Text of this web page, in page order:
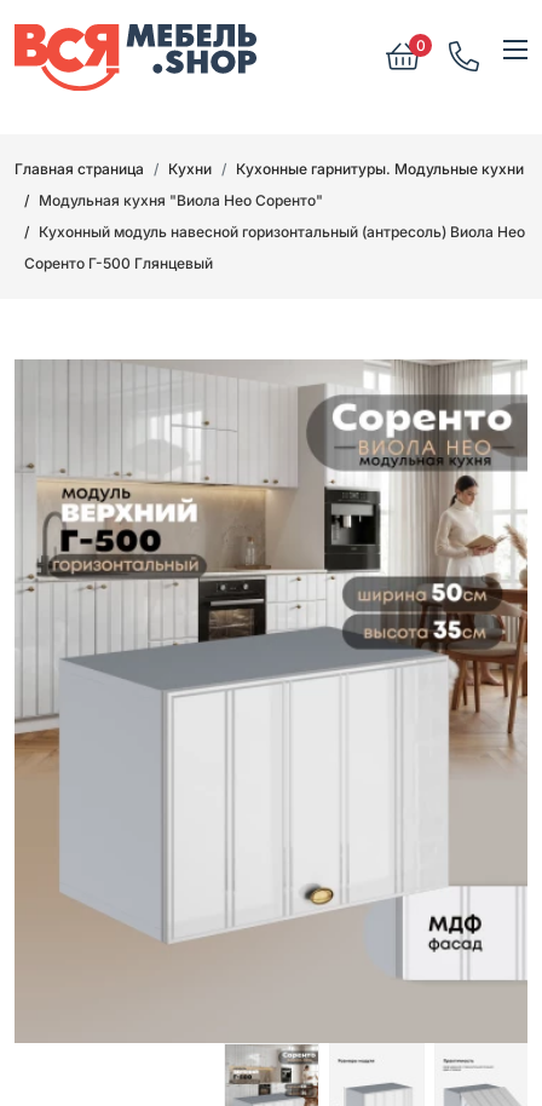
0
Главная страница Кухни
Кухонные гарнитуры. Модульные кухни
Модульная кухня "Виола Нео Соренто"
Кухонный модуль навесной горизонтальный (антресоль) Виола Нео
Соренто Г-500 Глянцевый